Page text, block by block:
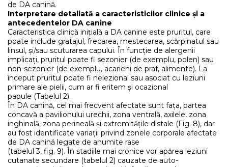
de DA canină.
Interpretare detaliată a caracteristicilor clinice și a
antecedentelor DA canine
Caracteristica clinică inițială a DA canine este pruritul, care
poate include gratajul, frecarea, mestecarea, scărpinatul sau
linsul, și/sau scuturarea capului. În funcție de alergenii
implicați, pruritul poate fi sezonier (de exemplu, polen) sau
non-sezonier (de exemplu, acarieni de praf, alimente). La
început pruritul poate fi nelezional sau asociat cu leziuni
primare ale pielii, cum ar fi eritem și ocazional
papule (Tabelul 2).
În DA canină, cel mai frecvent afectate sunt fața, partea
concavă a pavilionului urechii, zona ventrală, axilele, zona
inghinală, zona perineală și extremitățile distale (Fig. 8), dar
au fost identificate variații privind zonele corporale afectate
de DA canină legate de anumite rase
(tabelul 3, fig. 9). În stadiile mai cronice vor apărea leziuni
cutanate secundare (tabelul 2) cauzate de auto-